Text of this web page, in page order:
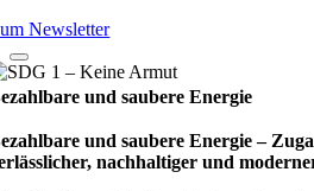
Newsletter
und saubere Energie
und saubere Energie –
nachhaltiger und